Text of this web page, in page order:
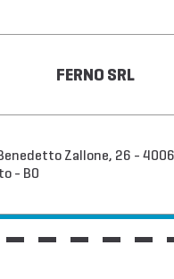
FERNO SRL
Zallone, 26 -
- BO